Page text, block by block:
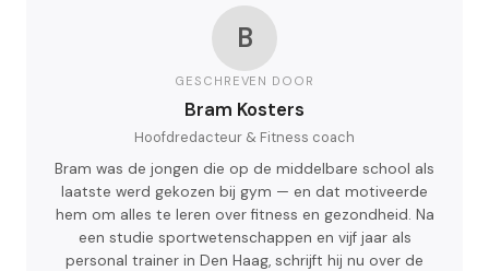
B
GESCHREVEN DOOR
Bram Kosters
Hoofdredacteur & Fitness coach
Bram was de jongen die op de middelbare school als
laatste werd gekozen bij gym — en dat motiveerde
hem om alles te leren over fitness en gezondheid. Na
een studie sportwetenschappen en vijf jaar als
personal trainer in Den Haag, schrijft hij nu over de